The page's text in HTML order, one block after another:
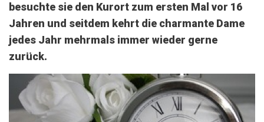
besuchte sie den Kurort zum ersten Mal vor 16
Jahren und seitdem kehrt die charmante Dame
jedes Jahr mehrmals immer wieder gerne
zurück.